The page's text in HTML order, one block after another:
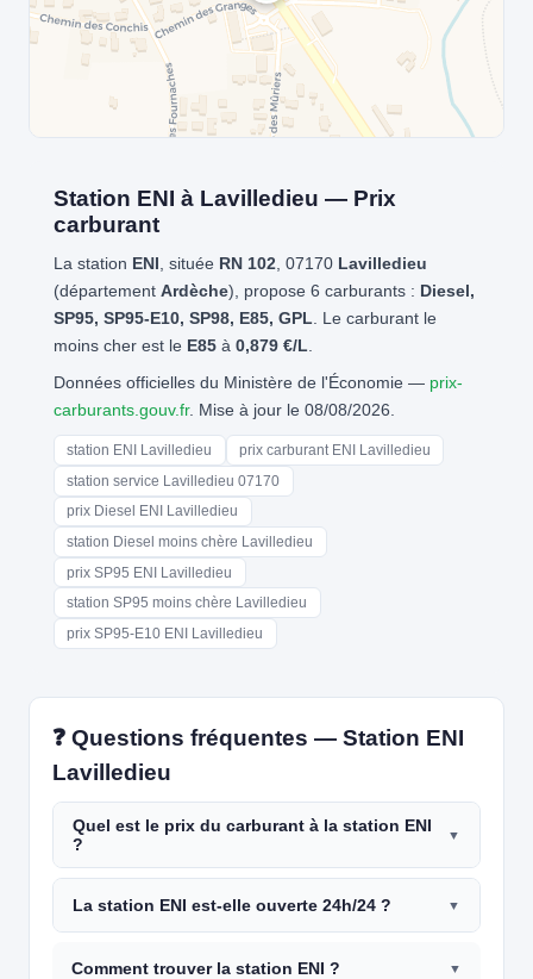
Station ENI à Lavilledieu — Prix
carburant
La station ENI , située RN 102, 07170 Lavilledieu
(département Ardèche), propose 6 carburants : Diesel,
SP95, SP95-E10, SP98, E85, GPL . Le carburant le
moins cher est le E85à 0,879 €/L
Données officielles du Ministère de l'Économie — prix-
carburants.gouv.fr. Mise à jour le 08/08/2026.
station ENI Lavilledieu
prix carburant ENI Lavilledieu
station service Lavilledieu 07170
prix Diesel ENI Lavilledieu
station Diesel moins chère Lavilledieu
prix SP95 ENI Lavilledieu
station SP95 moins chère Lavilledieu
prix SP95-E10 ENI Lavilledieu
❓ Questions fréquentes — Station ENI
Lavilledieu
Quel est le prix du carburant à la station ENI
?
La station ENI est-elle ouverte 24h/24 ?
Comment trouver la station ENI ?